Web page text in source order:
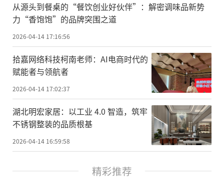
从源头到餐桌的“餐饮创业好伙伴”：解密调味品新势
力“香饱饱”的品牌突围之道
2026-04-14 17:16:56
拾嘉网络科技柯南老师：AI电商时代的
赋能者与领航者
2026-04-14 17:02:37
湖北明宏家居：以工业 4.0 智造，筑牢
不锈钢整装的品质根基
2026-04-14 16:59:58
精彩推荐